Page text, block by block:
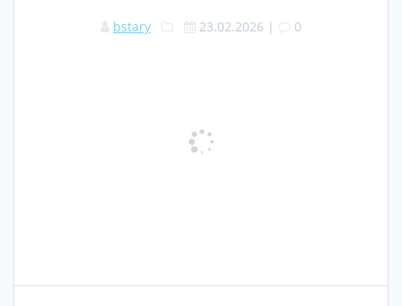
bstary 23.02.2026 | 0